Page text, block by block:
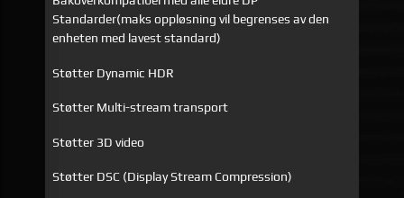
Standarder(maks oppløsning vil begrenses av den
enheten med lavest standard)
Støtter Dynamic HDR
Støtter Multi-stream transport
Støtter 3D video
Støtter DSC (Display Stream Compression)